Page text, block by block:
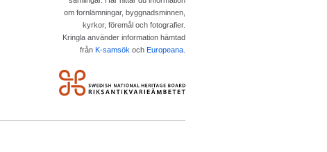
om fornlämningar, byggnadsminnen,
kyrkor, föremål och fotografier.
Kringla använder information hämtad
från K-samsök och Europeana